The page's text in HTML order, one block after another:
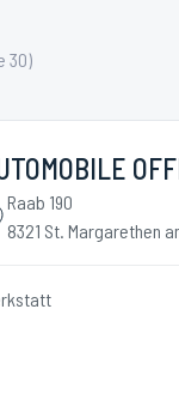
30)
Raab 190
8321 St. Margarethen